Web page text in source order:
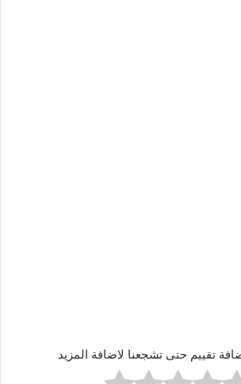
تقييم حتى تشجعنا لاضافة المزيد